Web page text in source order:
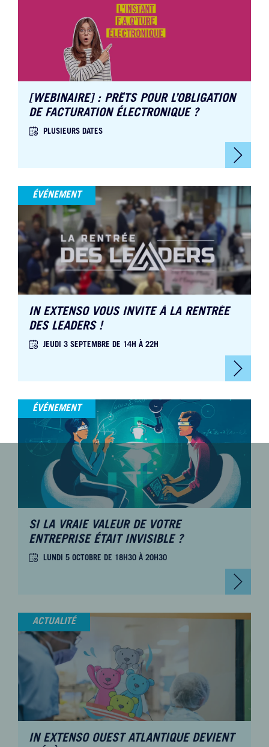
[WEBINAIRE] : PRÊTS POUR L’OBLIGATION
DE FACTURATION ÉLECTRONIQUE ?
PLUSIEURS DATES
ÉVÉNEMENT
IN EXTENSO VOUS INVITE À LA RENTRÉE
DES LEADERS !
JEUDI 3 SEPTEMBRE DE 14H À 22H
ÉVÉNEMENT
SI LA VRAIE VALEUR DE VOTRE
ENTREPRISE ÉTAIT INVISIBLE ?
LUNDI 5 OCTOBRE DE 18H30 À 20H30
ACTUALITÉ
IN EXTENSO OUEST ATLANTIQUE DEVIENT